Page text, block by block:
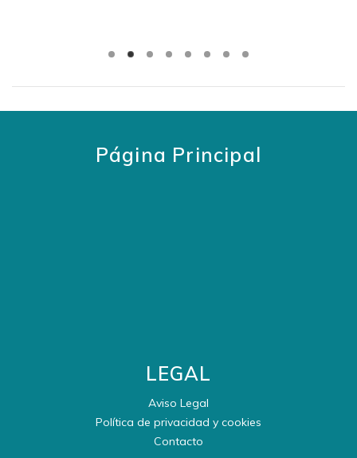
Página Principal
LEGAL
Aviso Legal
Política de privacidad y cookies
Contacto